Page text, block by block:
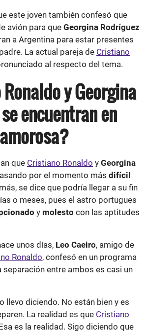
este joven también confesó que
avión para que Georgina Rodríguez
a Argentina para estar presentes
La actual pareja de Cristiano
al respecto del tema.
y Georgina
encuentran en
que Cristiano Ronaldo y Georgina
por el momento más difícil
se dice que podría llegar a su fin
o meses, pues el astro portugues
y molesto con las aptitudes
unos días, Leo Caeiro, amigo de
Ronaldo, confesó en un programa
separación entre ambos es casi un
llevo diciendo. No están bien y es
La realidad es que Cristiano
es la realidad. Sigo diciendo que